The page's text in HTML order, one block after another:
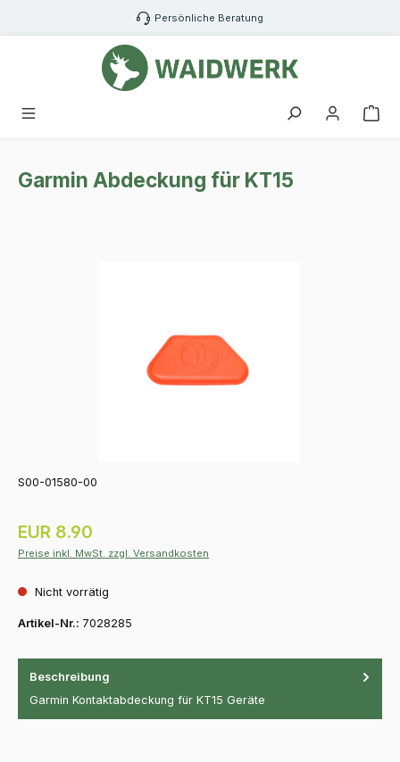
Zum Hauptinhalt springen Persönliche Beratung
Garmin Abdeckung für KT15
S00-01580-00
Regulärer Preis:
EUR 8.90
Preise inkl. MwSt. zzgl. Versandkosten
Nicht vorrätig
Artikel-Nr.: 7028285
Beschreibung
Garmin Kontaktabdeckung für KT15 Geräte